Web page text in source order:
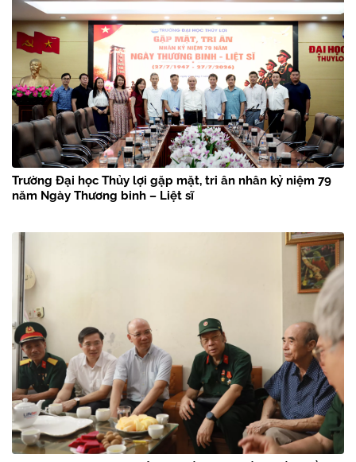
Trường Đại học Thủy lợi gặp mặt, tri ân nhân kỷ niệm 79
năm Ngày Thương binh – Liệt sĩ